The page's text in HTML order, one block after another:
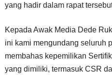
yang hadir dalam rapat
Kepada Awak Media Dede
ini kami mengundang seluruh
membahas kepemilikan
yang dimiliki, termasuk CSR